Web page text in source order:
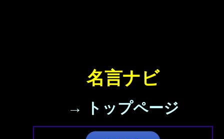
名言ナビ
→ トップページ